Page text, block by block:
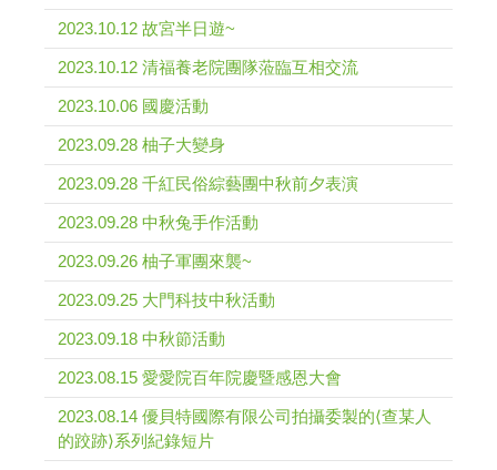
2023.10.12 故宮半日遊~
2023.10.12 清福養老院團隊蒞臨互相交流
2023.10.06 國慶活動
2023.09.28 柚子大變身
2023.09.28 千紅民俗綜藝團中秋前夕表演
2023.09.28 中秋兔手作活動
2023.09.26 柚子軍團來襲~
2023.09.25 大門科技中秋活動
2023.09.18 中秋節活動
2023.08.15 愛愛院百年院慶暨感恩大會
2023.08.14 優貝特國際有限公司拍攝委製的⟨查某人
的跤跡⟩系列紀錄短片